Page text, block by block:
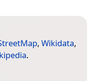
, Wikidata,
.